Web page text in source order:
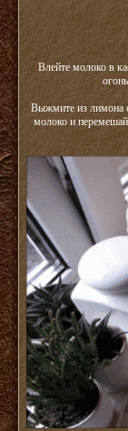
Влейте молоко в
Выжмите из лимона
молоко и